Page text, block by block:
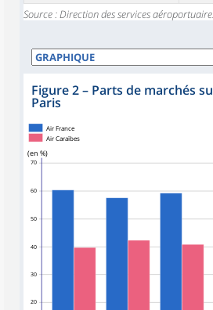
Source : Direction des services
Figure 2– Parts de marchés
Paris
20
30
40
50
60
70
(en %)
Air France
Air Caraïbes